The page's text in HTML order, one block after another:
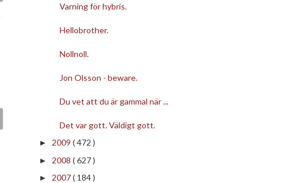
Varning för hybris.
Hellobrother.
Nollnoll.
Jon Olsson - beware.
Du vet att du är gammal när ...
Det var gott. Väldigt gott.
► 2009 ( 472 )
► 2008 ( 627 )
► 2007( 184 )